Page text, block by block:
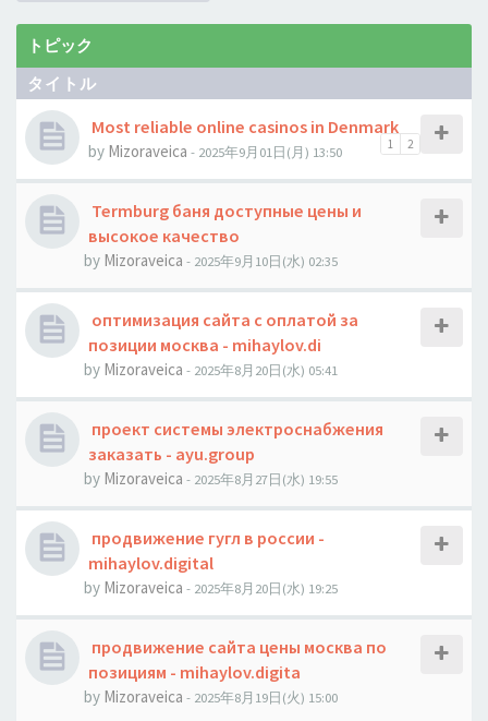
トピック
タイトル
Most reliable online casinos in Denmark
1 2
by Mizoraveica - 2025年9月01日(月) 13:50
Termburg баня доступные цены и
высокое качество
by Mizoraveica - 2025年9月10日(水) 02:35
оптимизация сайта с оплатой за
позиции москва - mihaylov.di
by Mizoraveica - 2025年8月20日(水) 05:41
проект системы электроснабжения
заказать - ayu.group
by Mizoraveica - 2025年8月27日(水) 19:55
продвижение гугл в россии -
mihaylov.digital
by Mizoraveica - 2025年8月20日(水) 19:25
продвижение сайта цены москва по
позициям - mihaylov.digita
by Mizoraveica - 2025年8月19日(火) 15:00